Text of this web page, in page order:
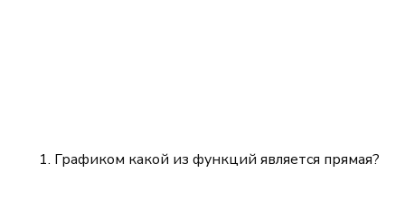
Графиком какой из функций является прямая?